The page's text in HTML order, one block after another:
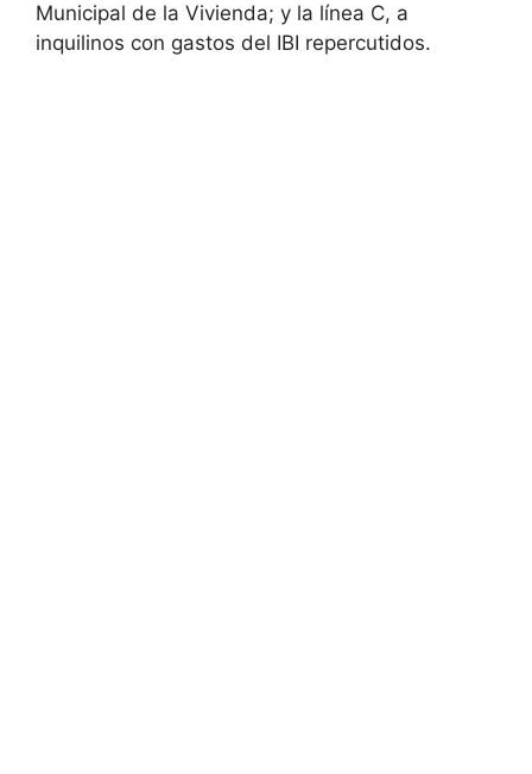
Municipal de la Vivienda; y la línea C, a
inquilinos con gastos del IBI repercutidos.